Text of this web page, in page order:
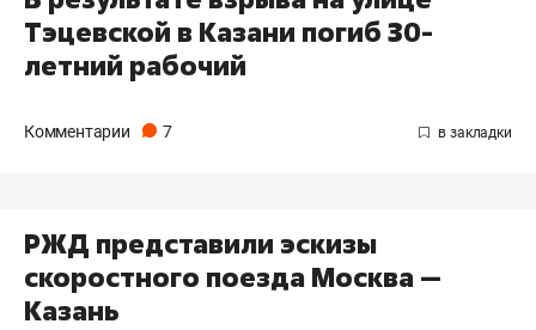
Тэцевской в Казани погиб 30-
летний рабочий
Комментарии 7
РЖД представили эскизы
скоростного поезда Москва —
Казань